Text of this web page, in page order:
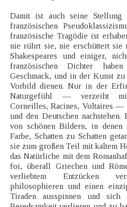
Damit ist auch seine Stellung
französischen
französische Tragödie ist
nie rührt sie, nie erschüttert
Shakespeares und einiger,
französischen Dichter
Geschmack, und in der Kunst
Vorbild dienen. Nur in der
Naturgefühl — verzeiht
Corneilles, Racines, Voltaires —
und den Deutschen
von schönen Bildern, in denen
Farbe, Schatten zu Schatten
sie zum großen Teil mit kaltem
das Natürliche mit dem
foi, überall Griechen und
verliebtem Entzücken
philosophieren und einen
Tiraden ausspinnen und